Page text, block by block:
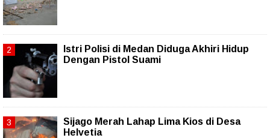
Istri Polisi di Medan Diduga Akhiri Hidup
Dengan Pistol Suami
Sijago Merah Lahap Lima Kios di Desa
Helvetia